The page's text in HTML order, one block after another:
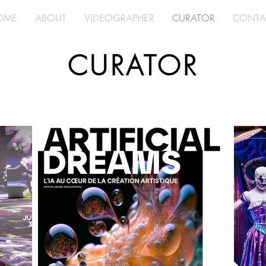
ABOUT VIDEOGRAPHER CURATOR
CURATOR